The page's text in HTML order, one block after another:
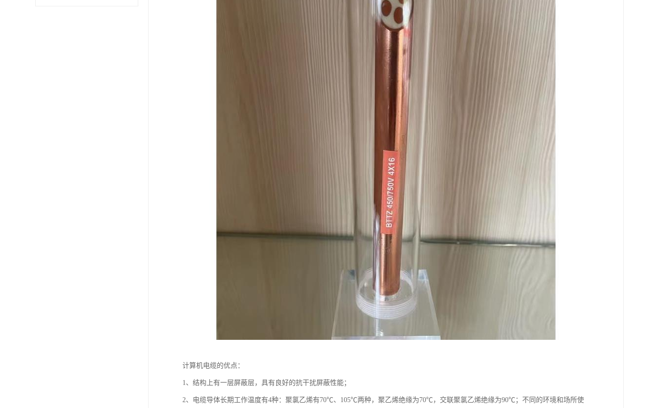
计算机电缆的优点：
1、结构上有一层屏蔽层，具有良好的抗干扰屏蔽性能；
2、电缆导体长期工作温度有4种：聚氯乙烯有70℃、105℃两种，聚乙烯绝缘为70℃，交联聚氯乙烯绝缘为90℃；不同的环境和场所使